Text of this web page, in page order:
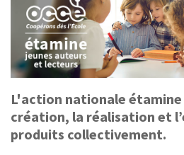
CONTACT
L'action nationale
création, la réalisation et
produits collectivement.